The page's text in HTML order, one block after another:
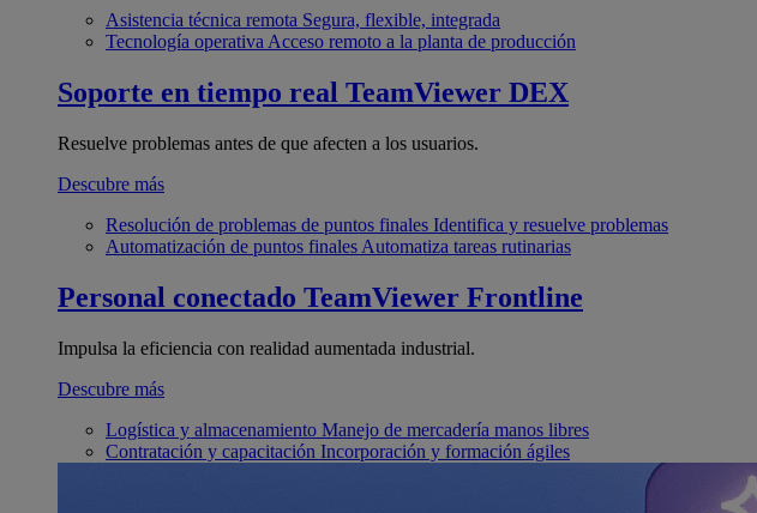
Asistencia técnica remota Segura, flexible, integrada
Tecnología operativa Acceso remoto a la planta de producción
Soporte en tiempo real TeamViewer DEX
Resuelve problemas antes de que afecten a los usuarios.
Descubre más
Resolución de problemas de puntos finales Identifica y resuelve problemas
Automatización de puntos finales Automatiza tareas rutinarias
Personal conectado TeamViewer Frontline
Impulsa la eficiencia con realidad aumentada industrial.
Descubre más
Logística y almacenamiento Manejo de mercadería manos libres
Contratación y capacitación Incorporación y formación ágiles